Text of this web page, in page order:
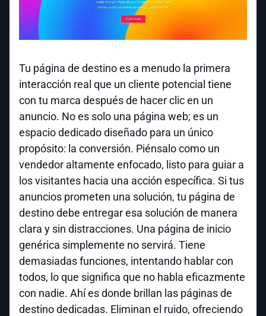
Tu página de destino es a menudo la primera
interacción real que un cliente potencial tiene
con tu marca después de hacer clic en un
anuncio. No es solo una página web; es un
espacio dedicado diseñado para un único
propósito: la conversión. Piénsalo como un
vendedor altamente enfocado, listo para guiar a
los visitantes hacia una acción específica. Si tus
anuncios prometen una solución, tu página de
destino debe entregar esa solución de manera
clara y sin distracciones. Una página de inicio
genérica simplemente no servirá. Tiene
demasiadas funciones, intentando hablar con
todos, lo que significa que no habla eficazmente
con nadie. Ahí es donde brillan las páginas de
destino dedicadas. Eliminan el ruido, ofreciendo